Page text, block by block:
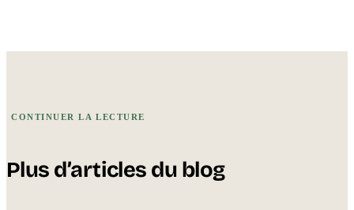
CONTINUER LA LECTURE
Plus d’articles du blog